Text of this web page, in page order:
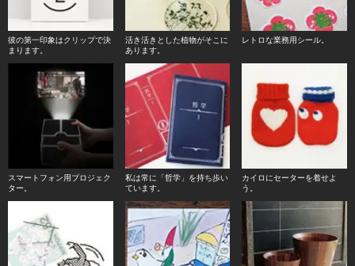
彼の第一印象はクリップで決
まります。
活き活きとした植物がそこに
あります。
レトロな業務用シール。
スマートフォン用プロジェク
ター。
私は常に「哲学」を持ち歩い
ています。
カイロにセーターを着せよ
う。